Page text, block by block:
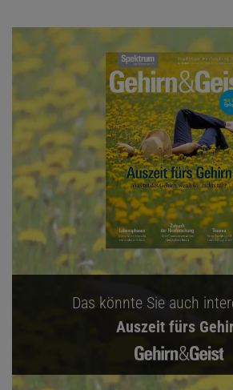
Das könnte Sie auch
Auszeit fürs